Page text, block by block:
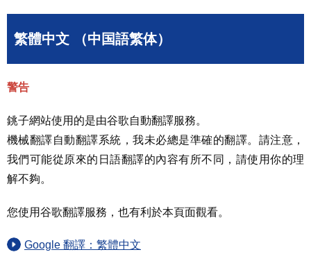
繁體中文 （中国語繁体）
警告
銚子網站使用的是由谷歌自動翻譯服務。
機械翻譯自動翻譯系統，我未必總是準確的翻譯。請注意，
我們可能從原來的日語翻譯的內容有所不同，請使用你的理
解不夠。
您使用谷歌翻譯服務，也有利於本頁面觀看。
Google 翻譯：繁體中文